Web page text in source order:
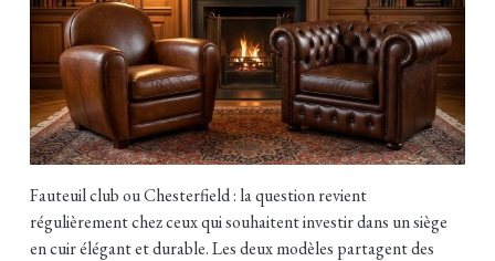
Fauteuil club ou Chesterfield : la question revient
régulièrement chez ceux qui souhaitent investir dans un siège
en cuir élégant et durable. Les deux modèles partagent des